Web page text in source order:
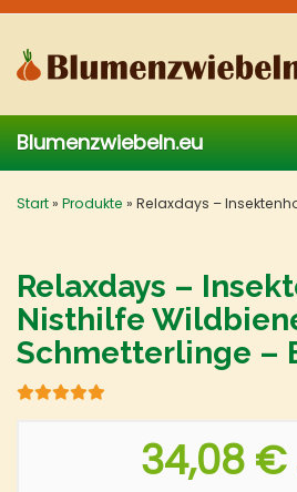
Skip
main
content
Blumenzwiebeln.eu
Start» Produkte » Relaxdays –
Relaxdays –
Nisthilfe
Schmetterlinge –
34,08 €